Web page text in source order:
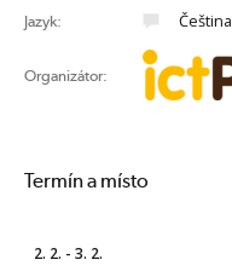
Jazyk: Čeština
Organizátor:
Termín a místo
2. 2. - 3. 2.